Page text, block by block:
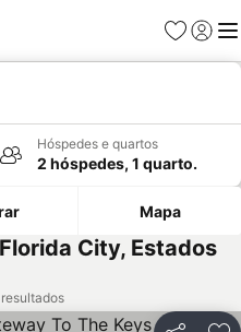
Favoritos
Iniciar
Hóspedes e quartos
2 hóspedes, 1 quarto.
Mapa
City, Estados